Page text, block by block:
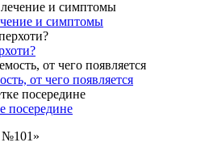
и симптомы
от чего появляется
посередине
№101»